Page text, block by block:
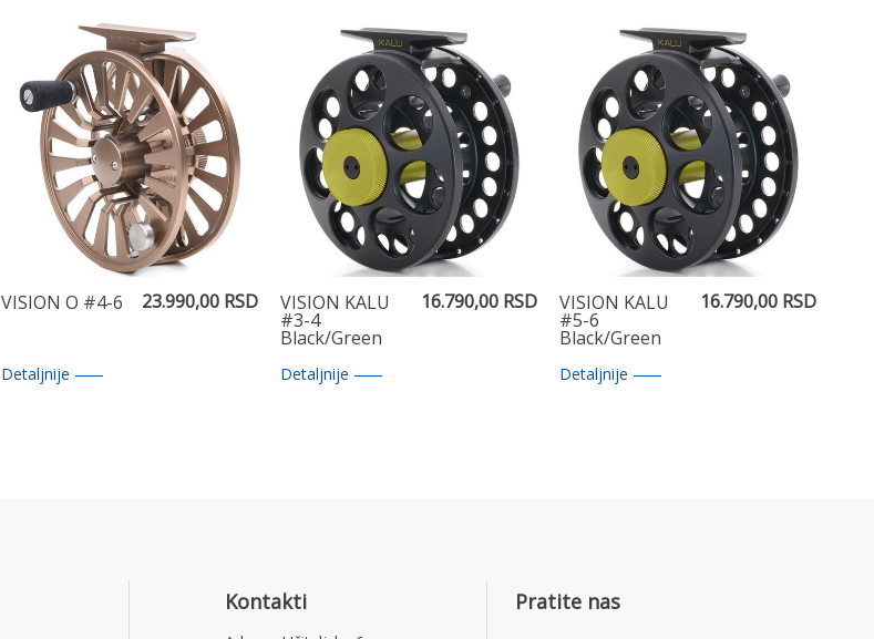
VISION Ö #4-6 23.990,00 RSD
Detaljnije
VISION KALU
#3-4
Black/Green
16.790,00 RSD
Detaljnije
VISION KALU
#5-6
Black/Green
16.790,00 RSD
Detaljnije
Kontakti Pratite nas